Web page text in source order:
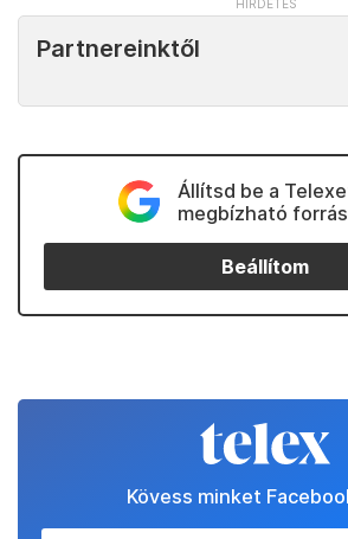
Partnereinktől
Állítsd be a
megbízható
Beállítom
Kövess minket